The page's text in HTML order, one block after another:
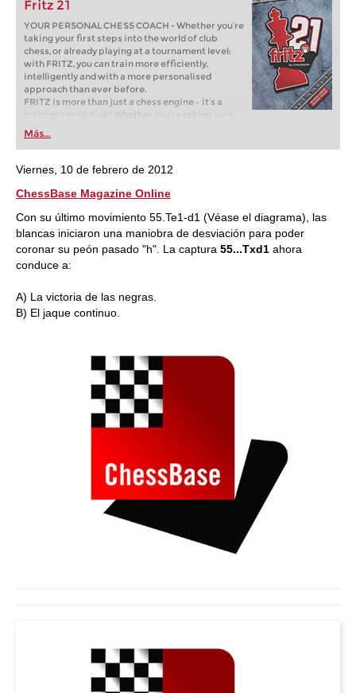
Fritz 21
YOUR PERSONAL CHESS COACH - Whether you’re
taking your first steps into the world of club
chess, or already playing at a tournament level:
with FRITZ, you can train more efficiently,
intelligently and with a more personalised
approach than ever before.
FRITZ is more than just a chess engine – it’s a
training revolution! Whether you’re taking your
first steps into the world of club chess, or already
playing at a tournament level: with FRITZ, you can
train more efficiently, intelligently and with a
more personalised approach than ever before.
Más...
Viernes, 10 de febrero de 2012
ChessBase Magazine Online
Con su último movimiento 55.Te1-d1 (Véase el diagrama), las
blancas iniciaron una maniobra de desviación para poder
coronar su peón pasado "h". La captura 55...Txd1 ahora
conduce a:
A) La victoria de las negras.
B) El jaque continuo.